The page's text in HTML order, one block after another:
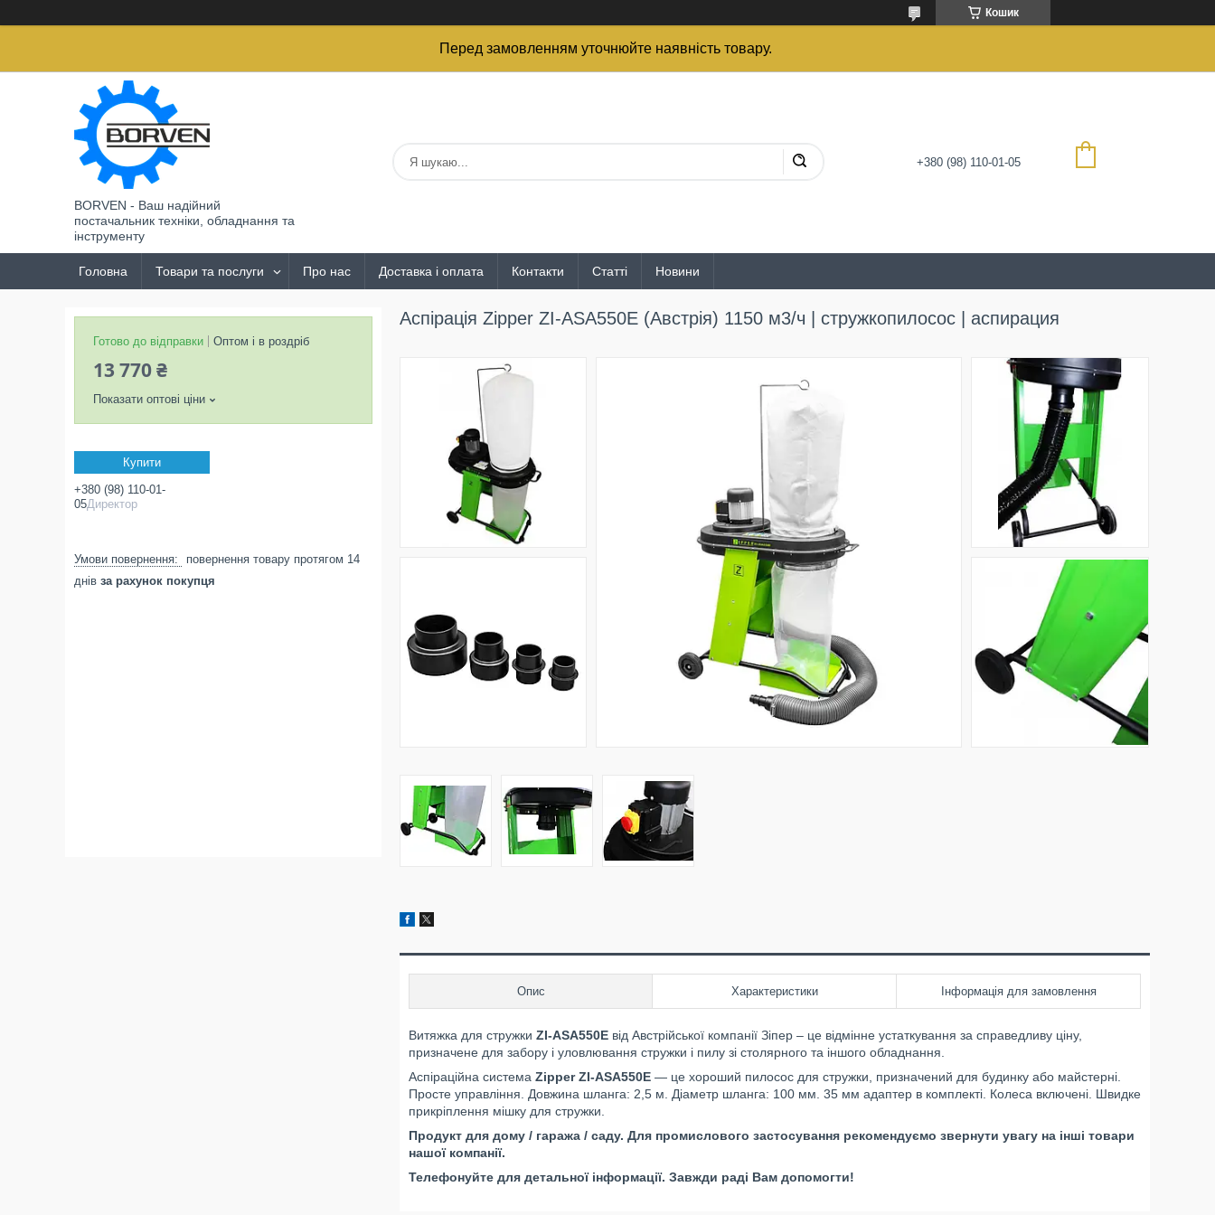
Кошик
Перед замовленням уточнюйте наявність товару.
BORVEN - Ваш надійний
постачальник техніки, обладнання та
інструменту
+380 (98) 110-01-05
Головна Товари та послуги Про нас Доставка і оплата Контакти Статті Новини
Аспірація Zipper ZI-ASA550E (Австрія) 1150 м3/ч | стружкопилосос | аспирация
Опис Характеристики Інформація для замовлення
Витяжка для стружки ZI-ASA550E від Австрійської компанії Зіпер – це відмінне устаткування за справедливу ціну,
призначене для забору і уловлювання стружки і пилу зі столярного та іншого обладнання.
Аспіраційна система Zipper ZI-ASA550E — це хороший пилосос для стружки, призначений для будинку або майстерні.
Просте управління. Довжина шланга: 2,5 м. Діаметр шланга: 100 мм. 35 мм адаптер в комплекті. Колеса включені. Швидке
прикріплення мішку для стружки.
Продукт для дому / гаража / саду. Для промислового застосування рекомендуємо звернути увагу на інші товари
нашої компанії.
Телефонуйте для детальної інформації. Завжди раді Вам допомогти!
Готово до відправки Оптом і в роздріб
13 770 ₴
Показати оптові ціни
Купити
+380 (98) 110-01-
05Директор
повернення товару протягом 14
днів за рахунок покупця